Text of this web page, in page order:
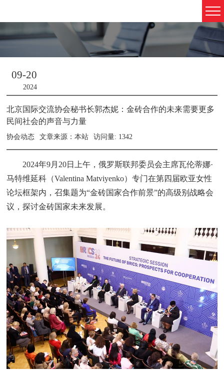
09-20
2024
北京国际交流协会秘书长郭杰妮：金砖合作的未来需要更多
民间社会的声音与力量
协会动态 文章来源：本站 访问量: 1342
2024年9月20日上午，俄罗斯联邦委员会主席瓦伦蒂娜·
马特维延科（Valentina Matviyenko）专门在第四届欧亚女性
论坛框架内，召集题为“金砖国家合作前景”的高级别战略会
议，探讨金砖国家未来发展。